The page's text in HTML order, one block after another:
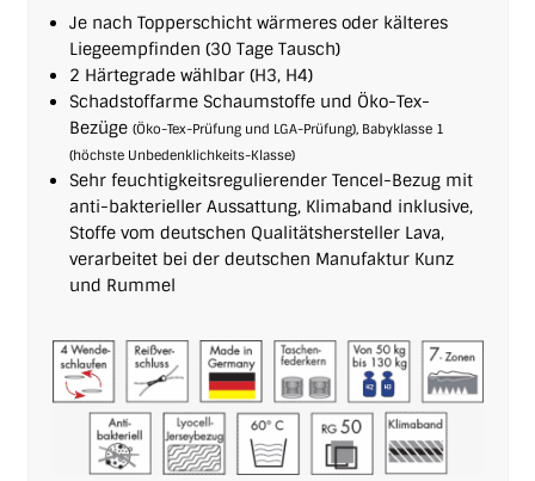
Je nach Topperschicht wärmeres oder kälteres
Liegeempfinden (30 Tage Tausch)
2 Härtegrade wählbar (H3, H4)
Schadstoffarme Schaum­stoffe und Öko-Tex-
Bezüge (Öko-Tex-Prüfung und LGA-Prüfung), Babyklasse 1
(höchste Unbe­denk­lichkeits-Klasse)
Sehr feuchtigkeitsregulierender Tencel-Bezug mit
anti-bakterieller Aussattung, Klimaband inklusive,
Stoffe vom deutschen Qualitäts­hersteller Lava,
verarbeitet bei der deutschen Manufaktur Kunz
und Rummel